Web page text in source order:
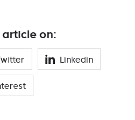
article on:
Linkedin